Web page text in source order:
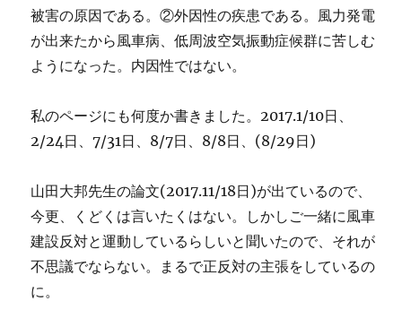
被害の原因である。②外因性の疾患である。風力発電
が出来たから風車病、低周波空気振動症候群に苦しむ
ようになった。内因性ではない。
私のページにも何度か書きました。2017.1/10日、
2/24日、7/31日、8/7日、8/8日、(8/29日)
山田大邦先生の論文(2017.11/18日)が出ているので、
今更、くどくは言いたくはない。しかしご一緒に風車
建設反対と運動しているらしいと聞いたので、それが
不思議でならない。まるで正反対の主張をしているの
に。